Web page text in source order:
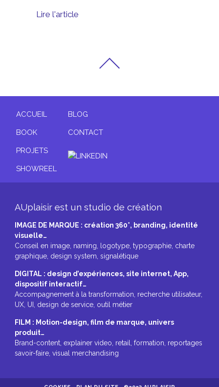
Lire l'article
ACCUEIL
BOOK
PROJETS
SHOWREEL
BLOG
CONTACT
AUplaisir est un studio de création
IMAGE DE MARQUE : création 360°, branding, identité
visuelle…
Conseil en image, naming, logotype, typographie, charte
graphique, design system, signalétique
DIGITAL : design d’expériences, site internet, App,
dispositif interactif…
Accompagnement à la transformation, recherche utilisateur,
UX, UI, design de service, outil métier
FILM : Motion-design, film de marque, univers
produit…
Brand-content, explainer video, retail, formation, reportages
savoir-faire, visual merchandising